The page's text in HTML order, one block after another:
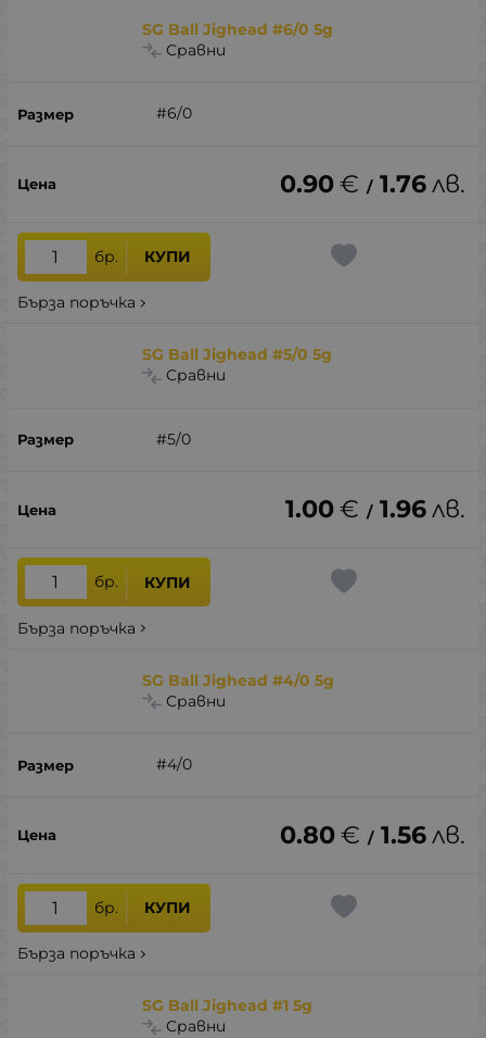
SG Ball Jighead #6/0 5g
Сравни
#6/0
0.90€ / 1.76лв.
бр. КУПИ
Бърза поръчка
SG Ball Jighead #5/0 5g
Сравни
#5/0
1.00€ / 1.96лв.
бр. КУПИ
Бърза поръчка
SG Ball Jighead #4/0 5g
Сравни
#4/0
0.80€ / 1.56лв.
бр. КУПИ
Бърза поръчка
SG Ball Jighead #1 5g
Сравни